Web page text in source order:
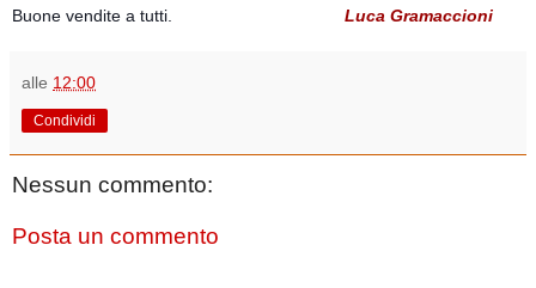
Buone vendite a tutti. Luca Gramaccioni
alle 12:00
Condividi
Nessun commento:
Posta un commento